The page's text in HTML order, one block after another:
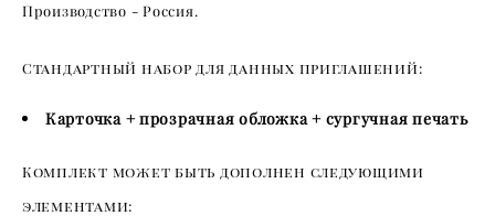
Производство - Россия.
Стандартный набор для данных приглашений:
Карточка + прозрачная обложка + сургучная печать
Комплект может быть дополнен следующими
элементами: